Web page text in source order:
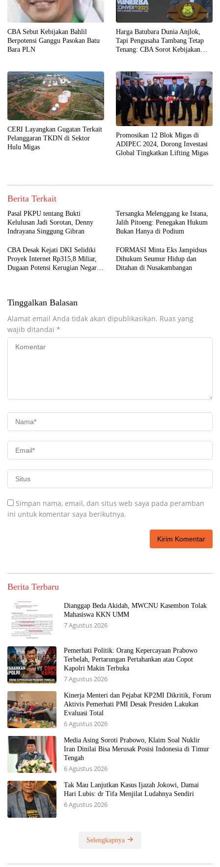
CBA Sebut Kebijakan Bahlil
Berpotensi Ganggu Pasokan Batu
Bara PLN
Harga Batubara Dunia Anjlok,
Tapi Pengusaha Tambang Tetap
Tenang: CBA Sorot Kebijakan
CERI Layangkan Gugatan Terkait
Pelanggaran TKDN di Sektor
Hulu Migas
Promosikan 12 Blok Migas di
ADIPEC 2024, Dorong Investasi
Global Tingkatkan Lifting Migas
Berita Terkait
Pasal PKPU tentang Bukti
Kelulusan Jadi Sorotan, Denny
Indrayana Singgung Gibran
Tersangka Melenggang ke Istana,
Jalih Pitoeng: Penegakan Hukum
Bukan Hanya di Podium
CBA Desak Kejati DKI Selidiki
Proyek Internet Rp315,8 Miliar,
Dugaan Potensi Kerugian Negara
FORMASI Minta Eks Jampidsus
Dihukum Seumur Hidup dan
Ditahan di Nusakambangan
Tinggalkan Balasan
Alamat email Anda tidak akan dipublikasikan. Ruas yang
wajib ditandai *
Simpan nama, email, dan situs web saya pada peramban
ini untuk komentar saya berikutnya.
Berita Terbaru
Dianggap Beda Akidah, MWCNU Kasembon Tolak
Mahasiswa KKN UMM
7 Agustus 2026
Pemerhati Politik: Orang Kepercayaan Prabowo
Terbelah, Pertarungan Pertahankan atau Copot
Kapolri Makin Terbuka
7 Agustus 2026
Kinerja Menteri dan Pejabat KP2MI Dikritik, Forum
Aktivis Pemerhati PMI Desak Presiden Lakukan
Evaluasi Total
6 Agustus 2026
Media Asing Soroti Prabowo, Klaim Soal Nuklir
Iran Dinilai Bisa Merusak Posisi Indonesia di Timur
Tengah
6 Agustus 2026
Tak Mau Lanjutkan Kasus Ijazah Jokowi, Damai
Hari Lubis: dr Tifa Menjilat Ludahnya Sendiri
6 Agustus 2026
Selengkapnya